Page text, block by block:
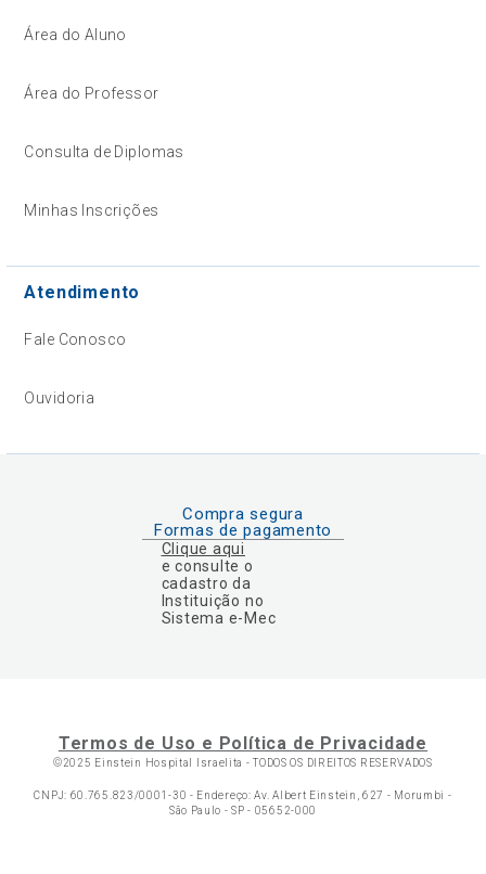
Área do Aluno
Área do Professor
Consulta de Diplomas
Minhas Inscrições
Atendimento
Fale Conosco
Ouvidoria
Compra segura
Formas de pagamento
Clique aqui
e consulte o
cadastro da
Instituição no
Sistema e-Mec
Termos de Uso e Política de Privacidade
©2025 Einstein Hospital Israelita -TODOS OS DIREITOS RESERVADOS
CNPJ: 60.765.823/0001-30 - Endereço: Av. Albert Einstein, 627 - Morumbi -
São Paulo - SP - 05652-000